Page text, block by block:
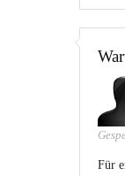
Für